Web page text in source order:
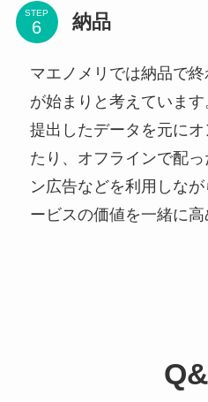
STEP 納品
マエノメリでは納品で
が始まりと考えています
提出したデータを元に
たり、オフラインで配
ン広告などを利用しな
ービスの価値を一緒に高